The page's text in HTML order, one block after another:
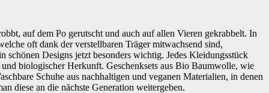
auf dem Po gerutscht und auch auf allen Vieren gekrabbelt. In
oft dank der verstellbaren Träger mitwachsend sind,
Designs jetzt besonders wichtig. Jedes Kleidungsstück
biologischer Herkunft. Geschenksets aus Bio Baumwolle, wie
Schuhe aus nachhaltigen und veganen Materialien, in denen
diese an die nächste Generation weitergeben.